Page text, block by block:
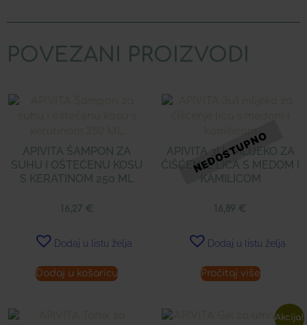
POVEZANI PROIZVODI
APIVITA ŠAMPON ZA
SUHU I OŠTEĆENU KOSU
S KERATINOM 250 ML
16,27 €
Dodaj u listu želja
Dodaj u košaricu
APIVITA 3U1 MLIJEKO ZA
ČIŠĆENJE LICA S MEDOM I
KAMILICOM
16,89 €
Dodaj u listu želja
Pročitaj više
Akcija!